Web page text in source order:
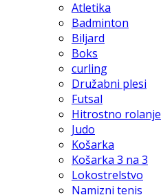
Atletika
Badminton
Biljard
Boks
curling
Družabni plesi
Futsal
Hitrostno rolanje
Judo
Košarka
Košarka 3 na 3
Lokostrelstvo
Namizni tenis